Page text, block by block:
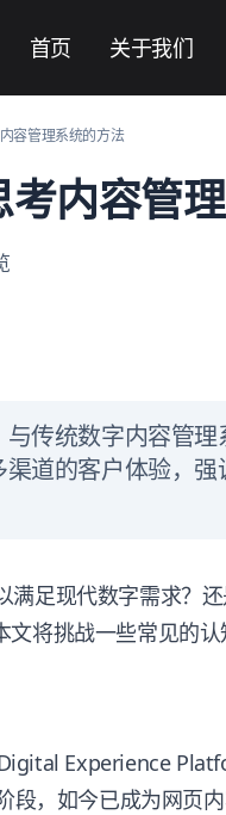
首页 关于我们
容管理系统的方法
内容管
传统数字内容管
道的客户体验，
满足现代数字需求？
将挑战一些常见的
Experience
，如今已成为网页